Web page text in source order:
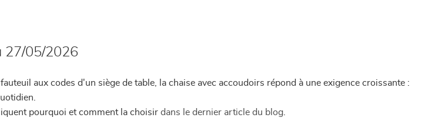
27/05/2026
aux codes d'un siège de table, la chaise avec accoudoirs répond à une exigence croissante :
pourquoi et comment la choisirdans le dernier article du blog